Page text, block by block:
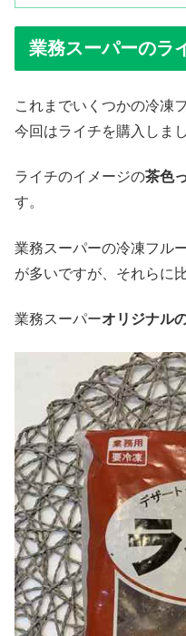
業務スーパーのラ
これまでいくつかの冷凍
今回はライチを購入しま
ライチのイメージの茶色
す。
業務スーパーの冷凍フル
が多いですが、それらに
業務スーパーオリジナル